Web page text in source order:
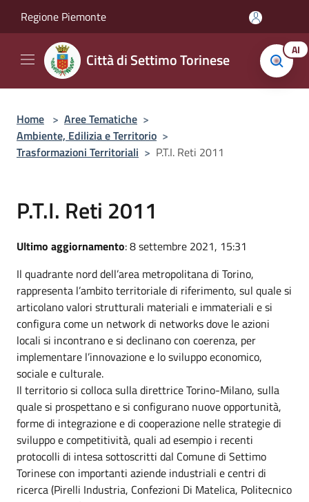
Regione Piemonte
Città di Settimo Torinese AI
Home > Aree Tematiche >
Ambiente, Edilizia e Territorio >
Trasformazioni Territoriali > P.T.I. Reti 2011
P.T.I. Reti 2011
Ultimo aggiornamento: 8 settembre 2021, 15:31
Il quadrante nord dell’area metropolitana di Torino,
rappresenta l’ambito territoriale di riferimento, sul quale si
articolano valori strutturali materiali e immateriali e si
configura come un network di networks dove le azioni
locali si incontrano e si declinano con coerenza, per
implementare l’innovazione e lo sviluppo economico,
sociale e culturale.
Il territorio si colloca sulla direttrice Torino-Milano, sulla
quale si prospettano e si configurano nuove opportunità,
forme di integrazione e di cooperazione nelle strategie di
sviluppo e competitività, quali ad esempio i recenti
protocolli di intesa sottoscritti dal Comune di Settimo
Torinese con importanti aziende industriali e centri di
ricerca (Pirelli Industria, Confezioni Di Matelica, Politecnico